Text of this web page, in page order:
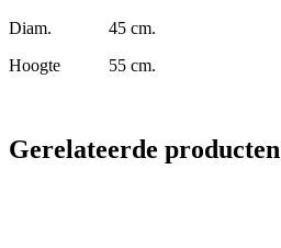
Diam. 45 cm.
Hoogte 55 cm.
Gerelateerde producten